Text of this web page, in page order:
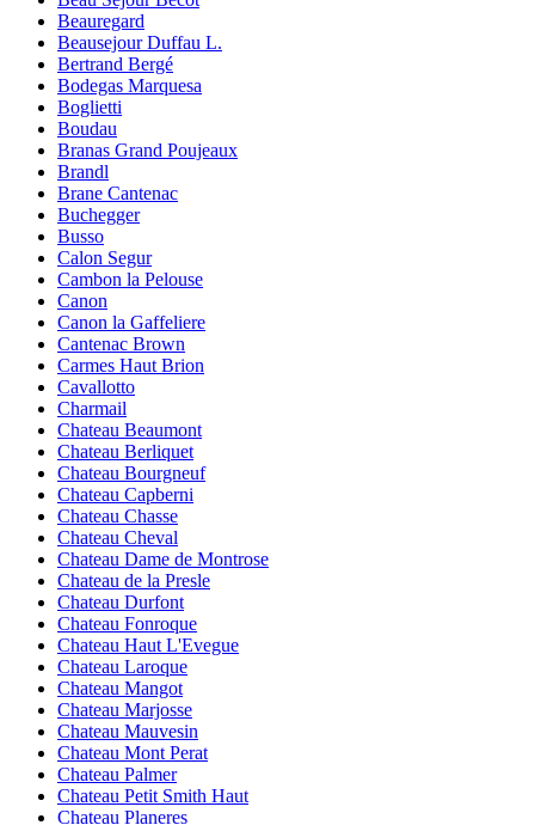
Beauregard
Beausejour Duffau L.
Bertrand Bergé
Bodegas Marquesa
Boglietti
Boudau
Branas Grand Poujeaux
Brandl
Brane Cantenac
Buchegger
Busso
Calon Segur
Cambon la Pelouse
Canon
Canon la Gaffeliere
Cantenac Brown
Carmes Haut Brion
Cavallotto
Charmail
Chateau Beaumont
Chateau Berliquet
Chateau Bourgneuf
Chateau Capberni
Chateau Chasse
Chateau Cheval
Chateau Dame de Montrose
Chateau de la Presle
Chateau Durfont
Chateau Fonroque
Chateau Haut L'Evegue
Chateau Laroque
Chateau Mangot
Chateau Marjosse
Chateau Mauvesin
Chateau Mont Perat
Chateau Palmer
Chateau Petit Smith Haut
Chateau Planeres